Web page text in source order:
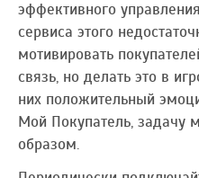
эффективного
сервиса этого
мотивировать
связь, но делать это в
них положительный
Мой Покупатель,
образом.